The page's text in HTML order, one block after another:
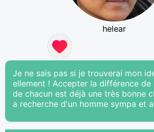
helear
Je ne sais pas si je trouverai mon
ellement ! Accepter la différence de
de chacun est déjà une très bonne
a recherche d'un homme sympa et